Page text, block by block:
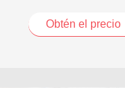
Obtén el precio